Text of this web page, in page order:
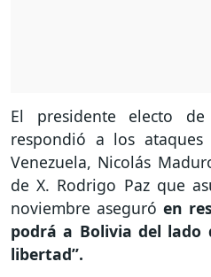
El presidente electo
respondió a los
Venezuela, Nicolás
de X. Rodrigo Paz que
noviembre aseguró en
podrá a Bolivia del lado
libertad”.